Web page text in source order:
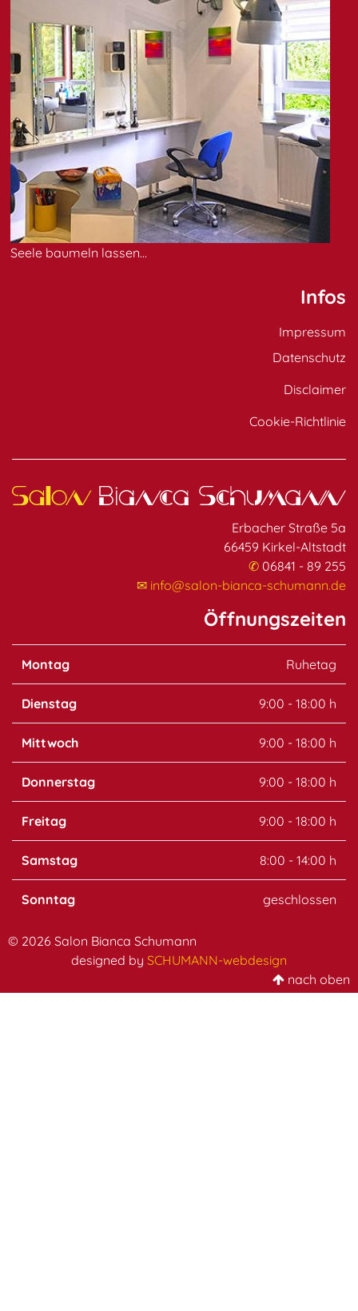
Seele baumeln lassen...
Infos
Impressum
Datenschutz
Disclaimer
Cookie-Richtlinie
Erbacher Straße 5a
66459 Kirkel-Altstadt
✆ 06841 - 89 255
✉ info@salon-bianca-schumann.de
Öffnungszeiten
Montag Ruhetag
Dienstag 9:00 - 18:00 h
Mittwoch 9:00 - 18:00 h
Donnerstag 9:00 - 18:00 h
Freitag 9:00 - 18:00 h
Samstag 8:00 - 14:00 h
Sonntag geschlossen
© 2026 Salon Bianca Schumann
designed by SCHUMANN-webdesign
nach oben